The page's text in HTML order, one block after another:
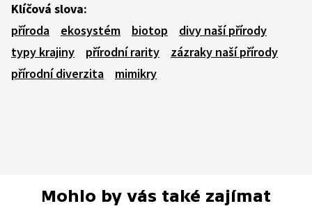
Klíčová slova:
příroda
ekosystém biotop
divy naší přírody
typy krajiny
přírodní rarity
zázraky naší přírody
přírodní diverzita
mimikry
Mohlo by vás také zajímat